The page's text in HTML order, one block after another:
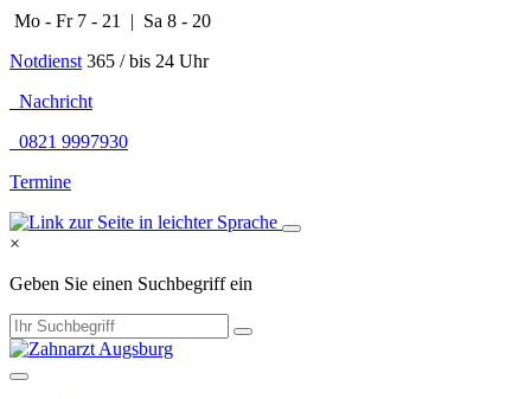
Mo - Fr 7 - 21 | Sa 8 - 20
Notdienst 365 / bis 24 Uhr
Nachricht
0821 9997930
Termine
×
Geben Sie einen Suchbegriff ein